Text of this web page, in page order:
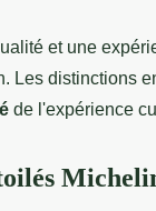
et une
Les distinctions
de l'expérience